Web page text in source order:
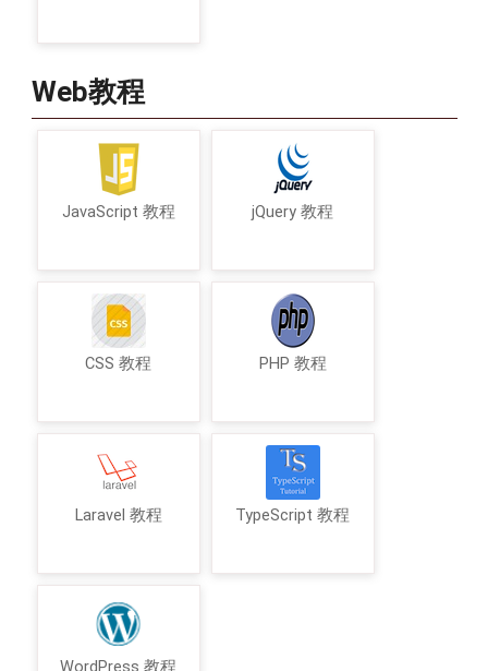
Web教程
JavaScript 教程 jQuery 教程
CSS 教程 PHP 教程
Laravel 教程 TypeScript 教程